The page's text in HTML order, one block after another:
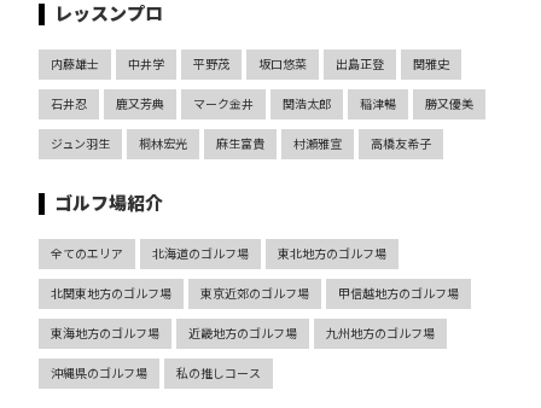
レッスンプロ
内藤雄士 中井学 平野茂 坂口悠菜 出島正登 関雅史
石井忍 鹿又芳典 マーク金井 関浩太郎 稲津暢 勝又優美
ジュン羽生 桐林宏光 麻生富貴 村瀬雅宣 高橋友希子
ゴルフ場紹介
全てのエリア 北海道のゴルフ場 東北地方のゴルフ場
北関東地方のゴルフ場 東京近郊のゴルフ場 甲信越地方のゴルフ場
東海地方のゴルフ場 近畿地方のゴルフ場 九州地方のゴルフ場
沖縄県のゴルフ場 私の推しコース